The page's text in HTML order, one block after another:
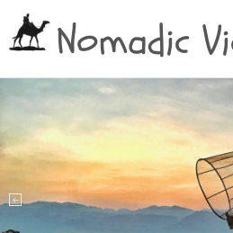
Nomadic